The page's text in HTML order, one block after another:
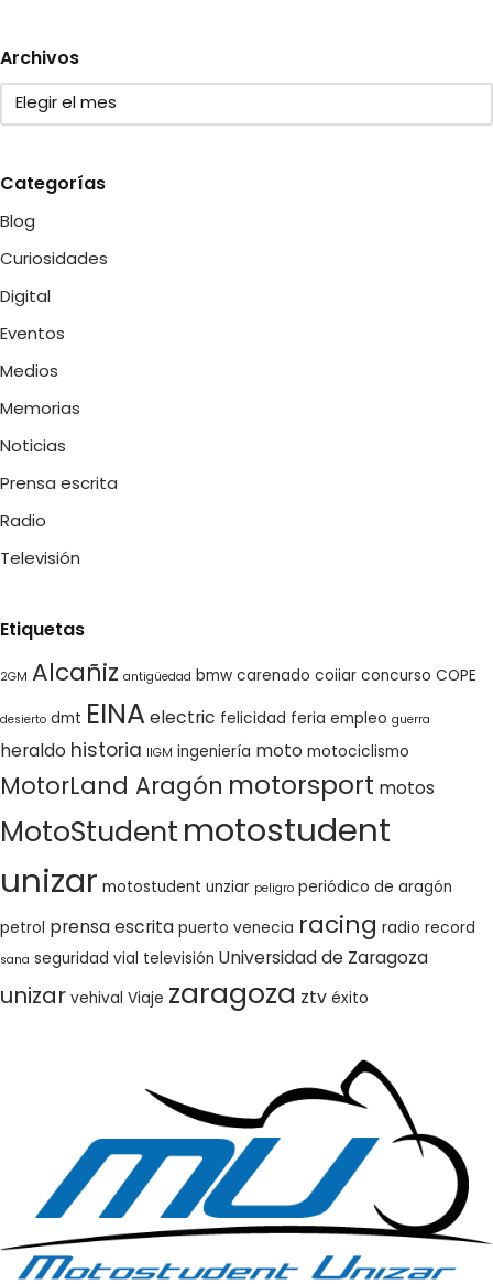
Archivos
Categorías
Blog
Curiosidades
Digital
Eventos
Medios
Memorias
Noticias
Prensa escrita
Radio
Televisión
Etiquetas
2GM Alcañiz antigüedad bmw carenado coiiar concurso COPE
desierto dmt EINAelectric felicidad feria empleo guerra
heraldo historia IIGM ingeniería moto motociclismo
MotorLand Aragón motorsport motos
MotoStudentmotostudent
unizar motostudent unziar peligro periódico de aragón
petrol prensa escrita puerto venecia racing radio record
sana seguridad vial televisión Universidad de Zaragoza
unizar vehival Viaje zaragoza ztv éxito